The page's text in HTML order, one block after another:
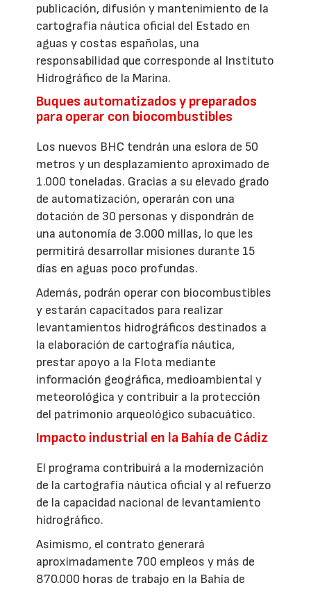
publicación, difusión y mantenimiento de la
cartografía náutica oficial del Estado en
aguas y costas españolas, una
responsabilidad que corresponde al Instituto
Hidrográfico de la Marina.
Buques automatizados y preparados
para operar con biocombustibles
Los nuevos BHC tendrán una eslora de 50
metros y un desplazamiento aproximado de
1.000 toneladas. Gracias a su elevado grado
de automatización, operarán con una
dotación de 30 personas y dispondrán de
una autonomía de 3.000 millas, lo que les
permitirá desarrollar misiones durante 15
días en aguas poco profundas.
Además, podrán operar con biocombustibles
y estarán capacitados para realizar
levantamientos hidrográficos destinados a
la elaboración de cartografía náutica,
prestar apoyo a la Flota mediante
información geográfica, medioambiental y
meteorológica y contribuir a la protección
del patrimonio arqueológico subacuático.
Impacto industrial en la Bahía de Cádiz
El programa contribuirá a la modernización
de la cartografía náutica oficial y al refuerzo
de la capacidad nacional de levantamiento
hidrográfico.
Asimismo, el contrato generará
aproximadamente 700 empleos y más de
870.000 horas de trabajo en la Bahía de